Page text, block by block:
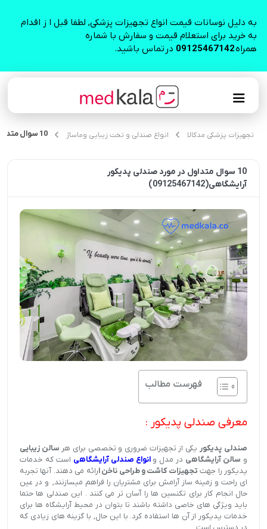
به دلیل نوسانات قیمت انواع تجهیزات پزشکی, لطفا قبل ا ز اقدام
به خرید برای استعلام قیمت و سفارش با شماره
همراه09125467142 در تماس باشید.
تجهیزات پزشکی مدکالا انواع صندلی و تخت زیبایی وماساژ 10 سوال متداول در مورد صندلی پدیکور آرایشگاهی(09125467142)
10 سوال متداول در مورد صندلی پدیکور
آرایشگاهی(09125467142)
فهرست مطالب
معرفی صندلی پدیکور :
صندلی پدیکور یکی از تجهیزات ضروری و تخصصی برای هر سالن زیبایی
و سالن آرایشگاهی در مدل و انواع صندلی آرایشگاهی است که خدمات
پدیکور را جهت تجهیزات کاشت و طراحی ناخن ارائه می دهند. آنها تجربه
ای راحت و زمینه ساز آرامش برای مشتریان را فراهم میسازنند, و در عین
حال انجام کار برای تکنسین ها را آسان تر می کنند . این صندلی ها حتما
باید ویژگی های خاصی داشته باشند تا بتوان در محیط آرایشگاه ها برای
خدمات پدیکور از آن ها استفاده کرد. با این حال, با گزینه های زیادی که